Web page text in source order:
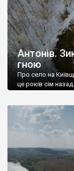
Антонів.
гною
Про село на
це років сім назад.